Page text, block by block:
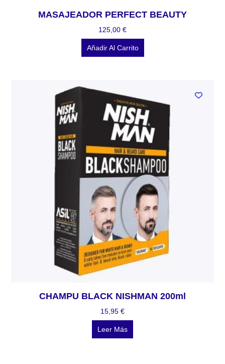
MASAJEADOR PERFECT BEAUTY
125,00 €
Añadir Al Carrito
CHAMPU BLACK NISHMAN 200ml
15,95 €
Leer Más